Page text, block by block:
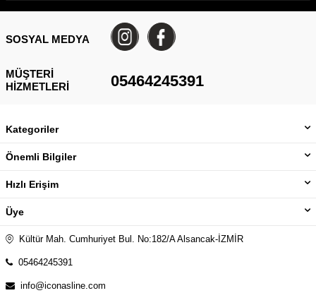
SOSYAL MEDYA
MÜŞTERI
HIZMETLERI
05464245391
Kategoriler
Önemli Bilgiler
Hızlı Erişim
Üye
Kültür Mah. Cumhuriyet Bul. No:182/A Alsancak-İZMİR
05464245391
info@iconasline.com